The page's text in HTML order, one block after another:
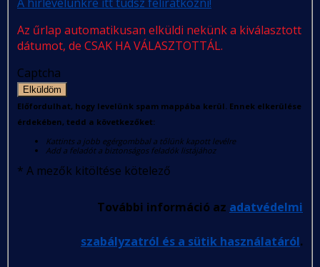
Az űrlap automatikusan elküldi nekünk a kiválasztott
dátumot, de CSAK HA VÁLASZTOTTÁL.
Captcha
Elküldöm
Előfordulhat, hogy levelünk spam mappába kerül. Ennek elkerülése
érdekében, tedd a következőket:
Kattints a jobb egérgombbal a tőlünk kapott levélre
Add a feladót a biztonságos feladók listájához
* A mezők kitöltése kötelező
További információ az adatvédelmi
szabályzatról és a sütik használatáról.